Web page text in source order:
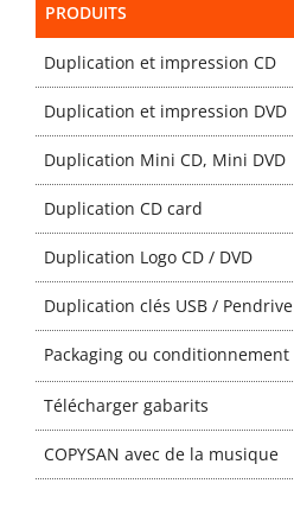
Packaging
Gabarits
Blog
contact
PRODUITS
Duplication et impression CD
Duplication et impression DVD
Duplication Mini CD, Mini DVD
Duplication CD card
Duplication Logo CD / DVD
Duplication clés USB / Pendrive
Packaging ou conditionnement
Télécharger gabarits
COPYSAN avec de la musique